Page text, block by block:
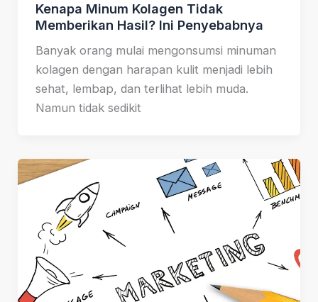
Kenapa Minum Kolagen Tidak
Memberikan Hasil? Ini Penyebabnya
Banyak orang mulai mengonsumsi minuman
kolagen dengan harapan kulit menjadi lebih
sehat, lembap, dan terlihat lebih muda.
Namun tidak sedikit